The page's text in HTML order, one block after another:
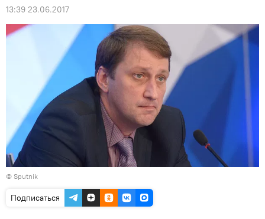
13:39 23.06.2017
© Sputnik
Подписаться